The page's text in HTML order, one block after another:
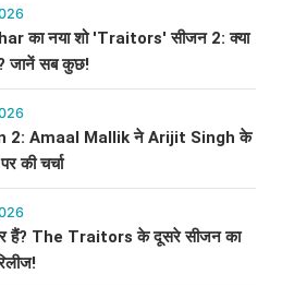
का नया शो 'Traitors' सीजन 2: क्या
जानें सब कुछ!
2: Amaal Mallik ने Arijit Singh के
की चर्चा
हैं? The Traitors के दूसरे सीजन का